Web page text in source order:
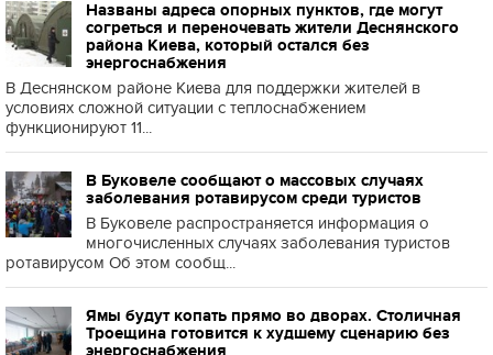
Названы адреса опорных пунктов, где могут
согреться и переночевать жители Деснянского
района Киева, который остался без
энергоснабжения
В Деснянском районе Киева для поддержки жителей в
условиях сложной ситуации с теплоснабжением
функционируют 11...
В Буковеле сообщают о массовых случаях
заболевания ротавирусом среди туристов
В Буковеле распространяется информация о
многочисленных случаях заболевания туристов
ротавирусом Об этом сообщ...
Ямы будут копать прямо во дворах. Столичная
Троещина готовится к худшему сценарию без
энергоснабжения